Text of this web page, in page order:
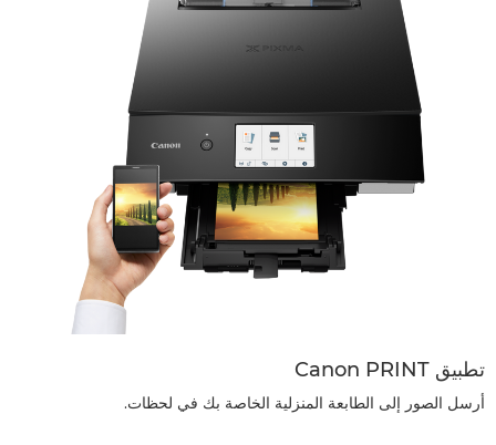
تطبيق Canon PRINT
أرسل الصور إلى الطابعة المنزلية الخاصة بك في لحظات.